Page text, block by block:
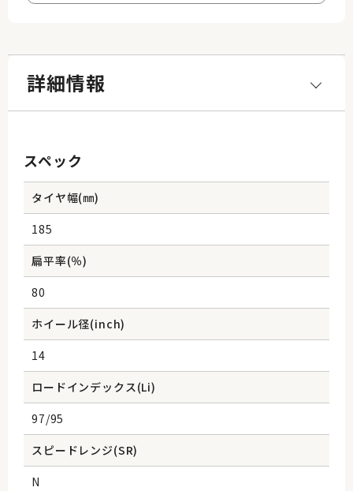
詳細情報
スペック
タイヤ幅(㎜)
185
扁平率(％)
80
ホイール径(inch)
14
ロードインデックス(Li)
97/95
スピードレンジ(SR)
N